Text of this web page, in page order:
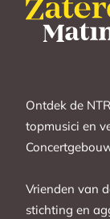
Ontdek de
topmusici en
Vrienden van
stichting en